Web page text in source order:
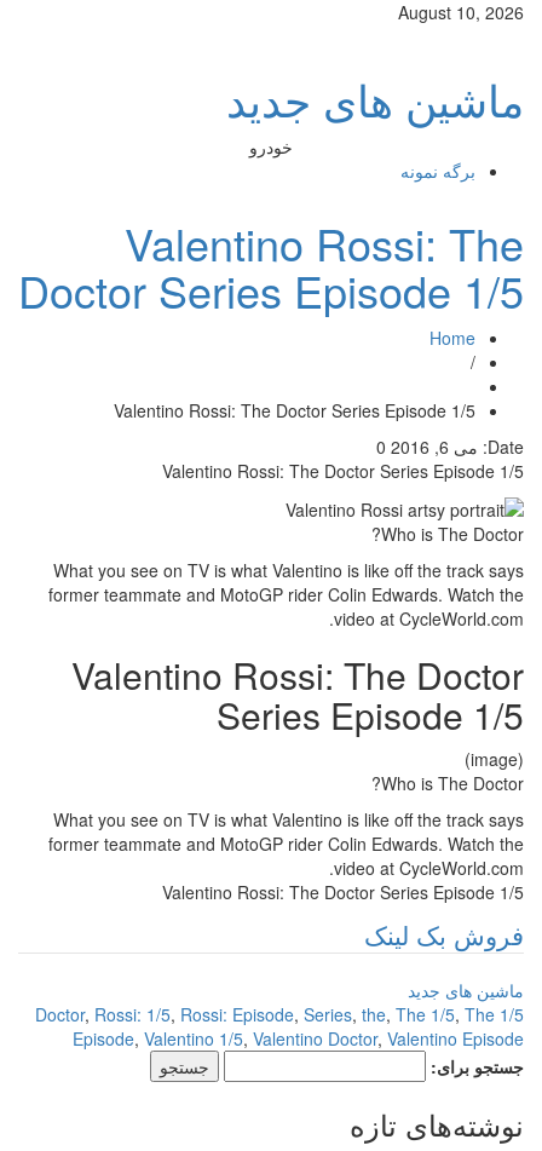
August 10, 2026
ماشین های جدید
خودرو
برگه نمونه
Valentino Rossi: The
Doctor Series Episode 1/5
Home
/
Valentino Rossi: The Doctor Series Episode 1/5
Date: می 6, 2016
0
Valentino Rossi: The Doctor Series Episode 1/5
Who is The Doctor?
What you see on TV is what Valentino is like off the track says
former teammate and MotoGP rider Colin Edwards. Watch the
video at CycleWorld.com.
Valentino Rossi: The Doctor
Series Episode 1/5
Who is The Doctor?
What you see on TV is what Valentino is like off the track says
former teammate and MotoGP rider Colin Edwards. Watch the
video at CycleWorld.com.
Valentino Rossi: The Doctor Series Episode 1/5
فروش بک لینک
ماشین های جدید
1/5 Doctor
,Rossi: 1/5,Rossi: Episode,Series,the,The 1/5,The
Episode,Valentino 1/5,Valentino Doctor,Valentino Episode
جستجو برای:
نوشته‌های تازه